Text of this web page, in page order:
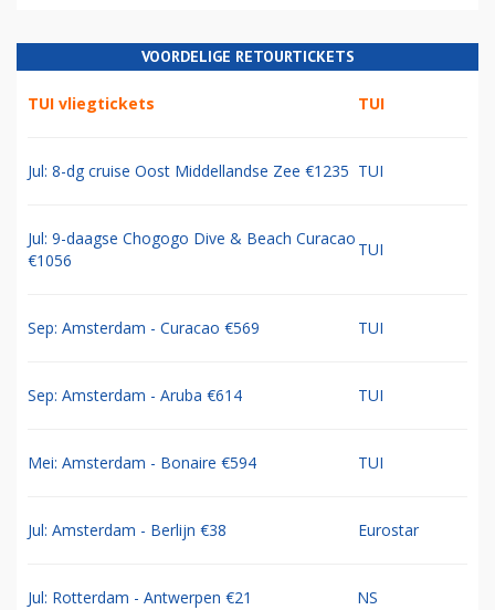
VOORDELIGE RETOURTICKETS
TUI vliegtickets TUI
Jul: 8-dg cruise Oost Middellandse Zee €1235 TUI
Jul: 9-daagse Chogogo Dive & Beach Curacao
€1056
TUI
Sep: Amsterdam - Curacao €569 TUI
Sep: Amsterdam - Aruba €614 TUI
Mei: Amsterdam - Bonaire €594 TUI
Jul: Amsterdam - Berlijn €38 Eurostar
Jul: Rotterdam - Antwerpen €21 NS